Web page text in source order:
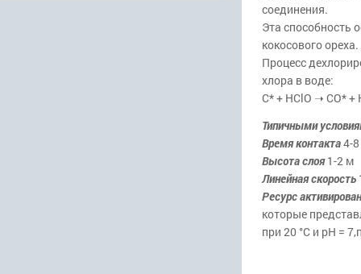
соединения.
Эта способность
кокосового
Процесс
хлора в воде:
С* + HClO ➝ CO* +
Типичными
Время контакта4-
Высота слоя1-2 м
Линейная скорость
Ресурс
которые
при 20 °С и рН =